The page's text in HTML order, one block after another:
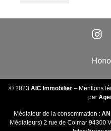
© 2023 AIC Immobilier – Mentions
par
Médiateur de la consommation :
Médiateurs) 2 rue de Colmar 94300